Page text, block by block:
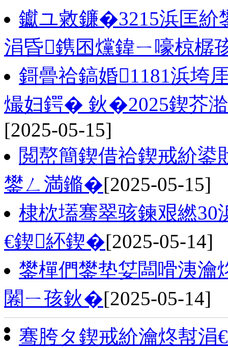
钀ユ敹鐮�3215浜匡紒
涓昏鎸囨爣鍏ㄧ嚎椋樼
鎶曡祫鎬婚1181浜垮
熶妇鍔� 鈥�2025鍥芥
[2025-05-15]
閲嶅簡鍥借祫鍥戒紒
鐢ㄥ満鏅�[2025-05-15]
棣栨壒骞翠骇鍊艰繎
€鍥紑鍥�[2025-05-14]
鐢樿們鐢垫姇闆嗗洟瀹
闂ㄧ孩鈥�[2025-05-14]
骞胯タ鍥戒紒瀹炵幇涓